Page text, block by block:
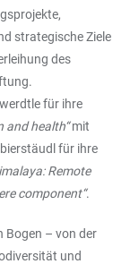
strategische Ziele
des
für ihre
and health“mit
für ihre
Remote
component“.
Bogen – von der
und